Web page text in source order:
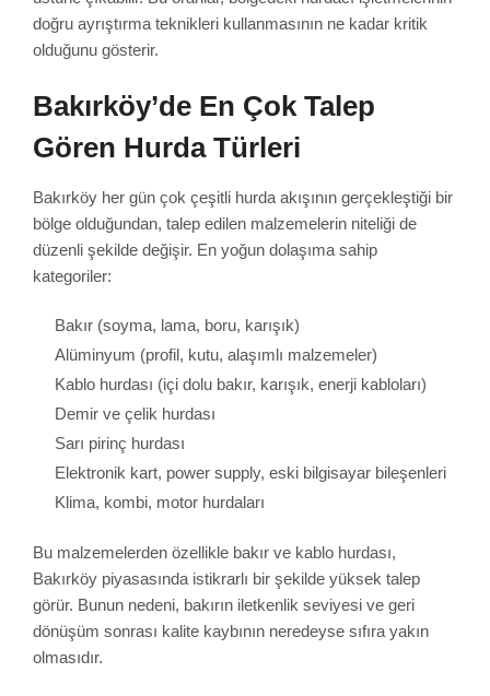
doğru ayrıştırma teknikleri kullanmasının ne kadar kritik
olduğunu gösterir.
Bakırköy’de En Çok Talep
Gören Hurda Türleri
Bakırköy her gün çok çeşitli hurda akışının gerçekleştiği bir
bölge olduğundan, talep edilen malzemelerin niteliği de
düzenli şekilde değişir. En yoğun dolaşıma sahip
kategoriler:
Bakır (soyma, lama, boru, karışık)
Alüminyum (profil, kutu, alaşımlı malzemeler)
Kablo hurdası (içi dolu bakır, karışık, enerji kabloları)
Demir ve çelik hurdası
Sarı pirinç hurdası
Elektronik kart, power supply, eski bilgisayar bileşenleri
Klima, kombi, motor hurdaları
Bu malzemelerden özellikle bakır ve kablo hurdası,
Bakırköy piyasasında istikrarlı bir şekilde yüksek talep
görür. Bunun nedeni, bakırın iletkenlik seviyesi ve geri
dönüşüm sonrası kalite kaybının neredeyse sıfıra yakın
olmasıdır.